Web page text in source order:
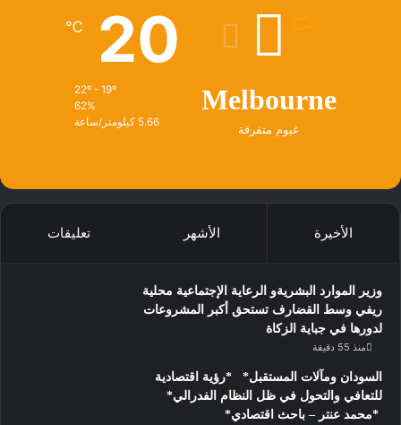
Melbourne
غيوم متفرقة
20
℃
22º - 19º
62%
5.66 كيلومتر/ساعة
الأخيرة الأشهر تعليقات
وزير الموارد البشريةو الرعاية الإجتماعية محلية
ريفي وسط القضارف تستحق أكبر المشروعات
لدورها في جباية الزكاة
منذ 55 دقيقة
السودان ومآلات المستقبل* *رؤية اقتصادية
للتعافي والتحول في ظل النظام الفدرالي*
*محمد عنتر – باحث اقتصادي*